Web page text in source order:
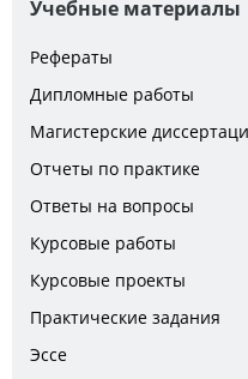
Учебные материалы
Рефераты
Дипломные работы
Магистерские
Отчеты по практике
Ответы на вопросы
Курсовые работы
Курсовые проекты
Практические задания
Эссе